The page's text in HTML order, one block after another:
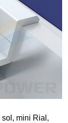
mini Rial,